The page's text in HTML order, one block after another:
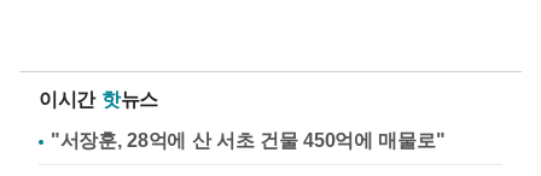
이시간 핫뉴스
"서장훈, 28억에 산 서초 건물 450억에 매물로"